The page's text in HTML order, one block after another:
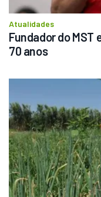
Atualidades
Fundador do MST
70 anos